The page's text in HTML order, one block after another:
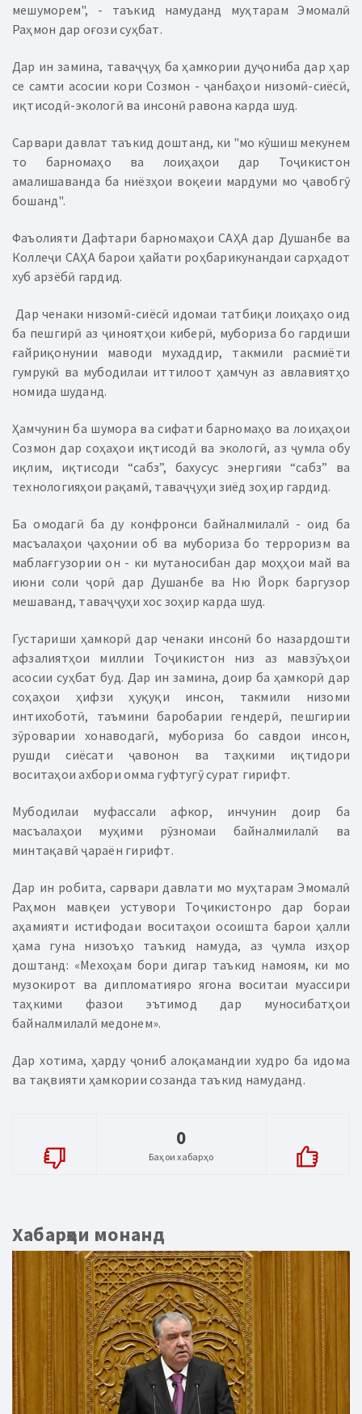
мешуморем", - таъкид намуданд муҳтарам Эмомалӣ
Раҳмон дар оғози суҳбат.
Дар ин замина, таваҷҷуҳ ба ҳамкории дуҷониба дар ҳар
се самти асосии кори Созмон - ҷанбаҳои низомӣ-сиёсӣ,
иқтисодӣ-экологӣ ва инсонӣ равона карда шуд.
Сарвари давлат таъкид доштанд, ки "мо кӯшиш мекунем
то барномаҳо ва лоиҳаҳои дар Тоҷикистон
амалишаванда ба ниёзҳои воқеии мардуми мо ҷавобгӯ
бошанд".
Фаъолияти Дафтари барномаҳои САҲА дар Душанбе ва
Коллеҷи САҲА барои ҳайати роҳбарикунандаи сарҳадот
хуб арзёбӣ гардид.
Дар ченаки низомӣ-сиёсӣ идомаи татбиқи лоиҳаҳо оид
ба пешгирӣ аз ҷиноятҳои киберӣ, мубориза бо гардиши
ғайриқонунии маводи мухаддир, такмили расмиёти
гумрукӣ ва мубодилаи иттилоот ҳамчун аз авлавиятҳо
номида шуданд.
Ҳамчунин ба шумора ва сифати барномаҳо ва лоиҳаҳои
Созмон дар соҳаҳои иқтисодӣ ва экологӣ, аз ҷумла обу
иқлим, иқтисоди “сабз”, бахусус энергияи “сабз” ва
технологияҳои рақамӣ, таваҷҷуҳи зиёд зоҳир гардид.
Ба омодагӣ ба ду конфронси байналмилалӣ - оид ба
масъалаҳои ҷаҳонии об ва мубориза бо терроризм ва
маблағгузории он - ки мутаносибан дар моҳҳои май ва
июни соли ҷорӣ дар Душанбе ва Ню Йорк баргузор
мешаванд, таваҷҷуҳи хос зоҳир карда шуд.
Густариши ҳамкорӣ дар ченаки инсонӣ бо назардошти
афзалиятҳои миллии Тоҷикистон низ аз мавзӯъҳои
асосии суҳбат буд. Дар ин замина, доир ба ҳамкорӣ дар
соҳаҳои ҳифзи ҳуқуқи инсон, такмили низоми
интихоботӣ, таъмини баробарии гендерӣ, пешгирии
зӯроварии хонаводагӣ, мубориза бо савдои инсон,
рушди сиёсати ҷавонон ва таҳкими иқтидори
воситаҳои ахбори омма гуфтугӯ сурат гирифт.
Мубодилаи муфассали афкор, инчунин доир ба
масъалаҳои муҳими рӯзномаи байналмилалӣ ва
минтақавӣ ҷараён гирифт.
Дар ин робита, сарвари давлати мо муҳтарам Эмомалӣ
Раҳмон мавқеи устувори Тоҷикистонро дар бораи
аҳамияти истифодаи воситаҳои осоишта барои ҳалли
ҳама гуна низоъҳо таъкид намуда, аз ҷумла изҳор
доштанд: «Мехоҳам бори дигар таъкид намоям, ки мо
музокирот ва дипломатияро ягона воситаи муассири
таҳкими фазои эътимод дар муносибатҳои
байналмилалӣ медонем».
Дар хотима, ҳарду ҷониб алоқамандии худро ба идома
ва тақвияти ҳамкории созанда таъкид намуданд.
0
Баҳои хабарҳо
Хабарҳои монанд